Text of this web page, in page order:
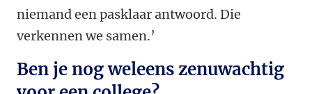
niemand een pasklaar antwoord. Die
verkennen we samen.’
Ben je nog weleens zenuwachtig